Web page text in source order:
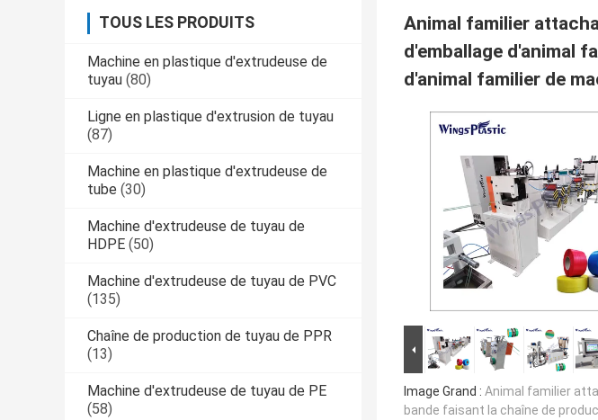
TOUS LES PRODUITS
Machine en plastique d'extrudeuse de
tuyau (80)
Ligne en plastique d'extrusion de tuyau
(87)
Machine en plastique d'extrudeuse de
tube (30)
Machine d'extrudeuse de tuyau de
HDPE (50)
Machine d'extrudeuse de tuyau de PVC
(135)
Chaîne de production de tuyau de PPR
(13)
Machine d'extrudeuse de tuyau de PE
(58)
Animal familier
d'emballage d'animal
d'animal familier de
Image Grand : Animal familier
bande faisant la chaîne de